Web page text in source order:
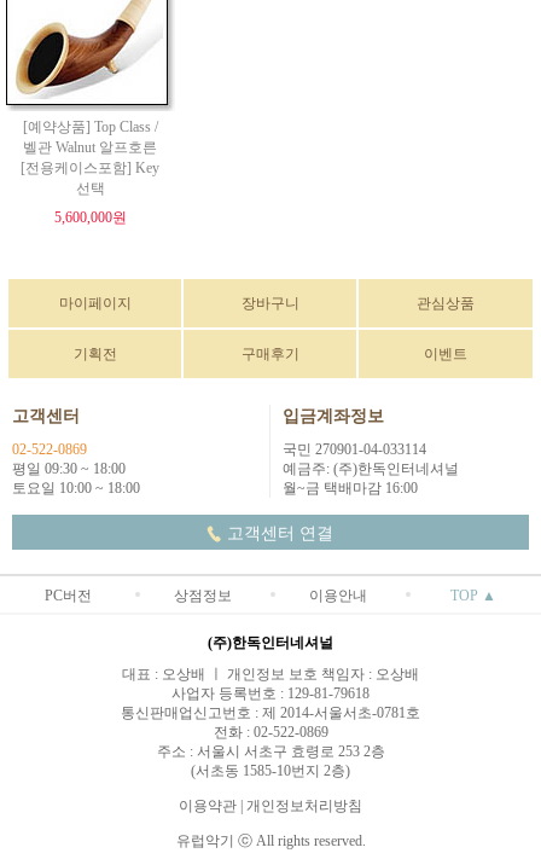
[예약상품] Top Class /
벨관 Walnut 알프호른
[전용케이스포함] Key
선택
5,600,000원
마이페이지 장바구니 관심상품
기획전 구매후기 이벤트
고객센터
02-522-0869
평일 09:30 ~ 18:00
토요일 10:00 ~ 18:00
입금계좌정보
국민 270901-04-033114
예금주: (주)한독인터네셔널
월~금 택배마감 16:00
고객센터 연결
PC버전 상점정보 이용안내 TOP ▲
(주)한독인터네셔널
대표 : 오상배 ㅣ 개인정보 보호 책임자 : 오상배
사업자 등록번호 : 129-81-79618
통신판매업신고번호 : 제 2014-서울서초-0781호
전화 : 02-522-0869
주소 : 서울시 서초구 효령로 253 2층
(서초동 1585-10번지 2층)
이용약관 개인정보처리방침
유럽악기 ⓒ All rights reserved.